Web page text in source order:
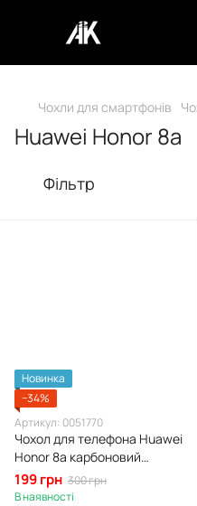
Чохли для смартфонів
Huawei Honor 8a
Фільтр
Новинка
−34%
Артикул: 0051770
Чохол для телефона Huawei
Honor 8a карбоновий
протиударний з високими
бортами чорний
199 грн 300 грн
В наявності